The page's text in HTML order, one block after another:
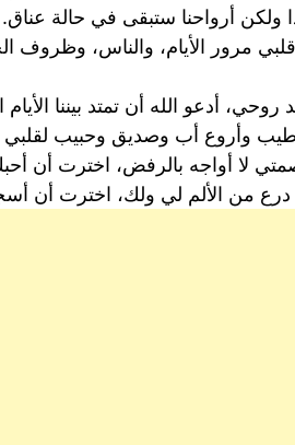
ولكن أرواحنا ستبقى في حالة عناق.
مرور الأيام، والناس، وظروف
‏أدعو الله أن تمتد بيننا
وأروع أب وصديق وحبيب لقلبي
لا أواجه بالرفض، اخترت أن
من الألم لي ولك، اخترت أن